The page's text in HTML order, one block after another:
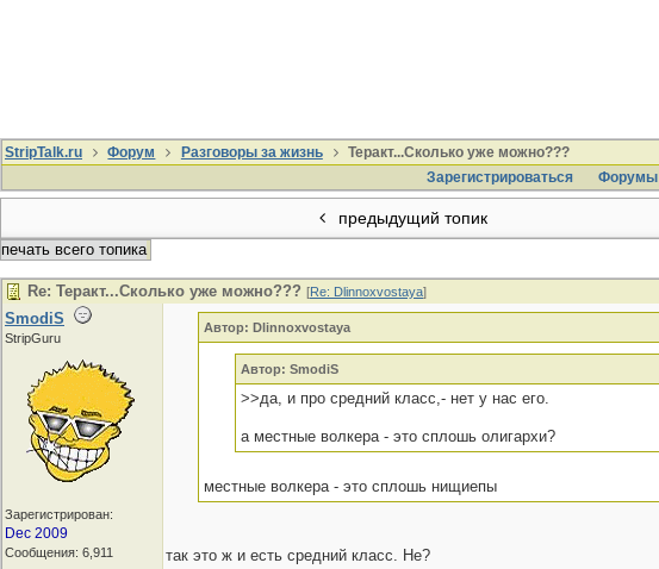
StripTalk.ru Форум Разговоры за жизнь
Теракт...Сколько уже можно???
Зарегистрироваться
Форумы
предыдущий топик
печать всего топика
Re: Теракт...Сколько уже можно??? [Re: Dlinnoxvostaya]
SmodiS
StripGuru
Зарегистрирован:
Dec 2009
Сообщения: 6,911
Автор: Dlinnoxvostaya
Автор: SmodiS
>>да, и про средний класс,- нет у нас его.
а местные волкера - это сплошь олигархи?
местные волкера - это сплошь нищиепы
так это ж и есть средний класс. Не?